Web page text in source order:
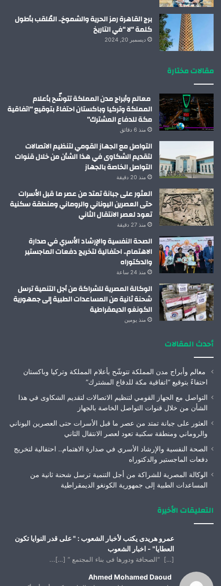
برج القاهرة رمز الحرية والشموخ.. المُلقب بأطول
كلمة “لا “في التاريخ
ديسمبر 20, 2024
مقالات مختارة
معالم وأبراج مدن المملكة تتوشّح بأعلام
المملكة وتركيا وباكستان احتفاءً بتوقيع “اتفاقية
مكة للدفاع المشترك”
منذ 6 دقائق
التواصل مع الجهاز القومي لتنظيم الاتصالات
لتقديم الشكاوى في هذا الشأن من خلال قنوات
التواصل الخاصة بالجهاز
منذ 20 دقيقة
العثور على جبانة تمتد من عصر ما قبل الأسرات
حتى العصرين اليوناني والروماني ومنطقة سكنية
تعود لعصر الانتقال الثاني
منذ 27 دقيقة
الصحة النفسية والإرشاد الأسري في صدارة
الاهتمام.. احتفالية لتخريج دفعات الماجستير
والدكتوراه
منذ 24 ساعة
الوكالة المصرية للشراكة من أجل التنمية ترسل
شحنة ثانية من المساعدات الطبية إلى جمهورية
الكونغو الديمقراطية
منذ يومين
أحدث المقالات
معالم وأبراج مدن المملكة تتوشّح بأعلام المملكة وتركيا وباكستان
احتفاءً بتوقيع “اتفاقية مكة للدفاع المشترك”
التواصل مع الجهاز القومي لتنظيم الاتصالات لتقديم الشكاوى في هذا
الشأن من خلال قنوات التواصل الخاصة بالجهاز
العثور على جبانة تمتد من عصر ما قبل الأسرات حتى العصرين اليوناني
والروماني ومنطقة سكنية تعود لعصر الانتقال الثاني
الصحة النفسية والإرشاد الأسري في صدارة الاهتمام.. احتفالية لتخريج
دفعات الماجستير والدكتوراه
الوكالة المصرية للشراكة من أجل التنمية ترسل شحنة ثانية من
المساعدات الطبية إلى جمهورية الكونغو الديمقراطية
التعليقات الأخيرة
عمرو هريدى يكتب لأخبار الشعوب : " على قدر النوايا تكون
العطايا" - اخبار الشعوب
[…] “الصحافة ودورها فى بناء المجتمع “ […]...
Ahmed Mohamed Daoud